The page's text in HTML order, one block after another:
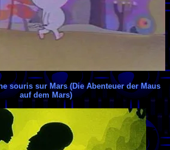
souris sur Mars (Die Abenteuer der Maus
auf dem Mars)